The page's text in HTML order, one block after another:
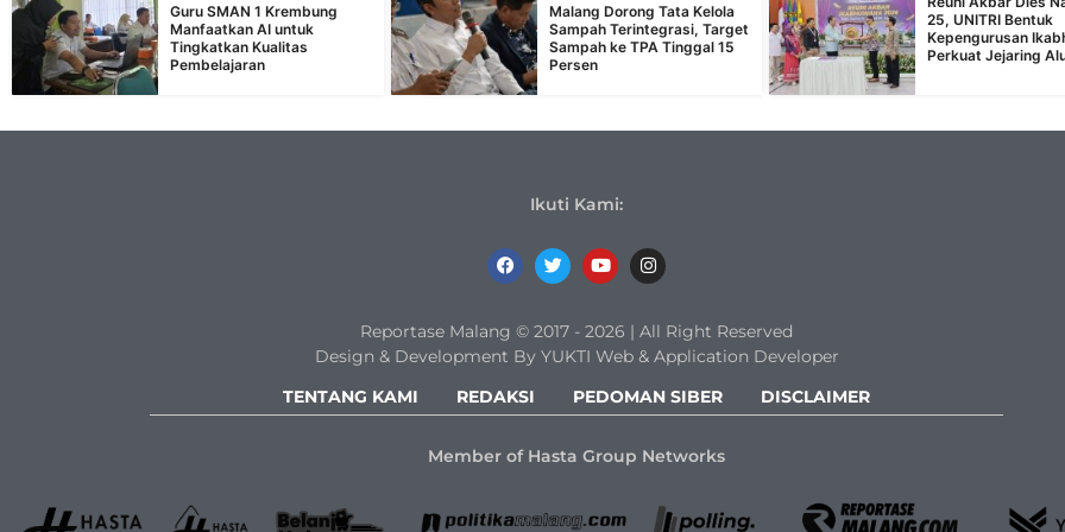
Guru SMAN 1 Krembung
Manfaatkan AI untuk
Tingkatkan Kualitas
Pembelajaran
Malang Dorong Tata Kelola
Sampah Terintegrasi, Target
Sampah ke TPA Tinggal 15
Persen
25, UNITRI Bentuk
Kepengurusan
Perkuat Jejaring
Ikuti Kami:
Reportase Malang © 2017 - 2026 | All Right Reserved
Design & Development By YUKTI Web & Application Developer
TENTANG KAMI
REDAKSI PEDOMAN SIBER DISCLAIMER
Member of Hasta Group Networks